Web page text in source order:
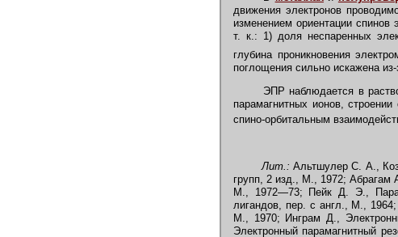
движения электронов
изменением ориентации
т. к.: 1) доля неспаренных
глубина проникновения
поглощения сильно искажена
ЭПР наблюдается в
парамагнитных ионов,
спино-орбитальным
Лит.: Альтшулер С. А.,
групп, 2 изд., М., 1972; Абрагам
М., 1972—73; Пейк Д. Э.,
лигандов, пер. с англ., М.,
М., 1970; Инграм Д.,
Электронный парамагнитный